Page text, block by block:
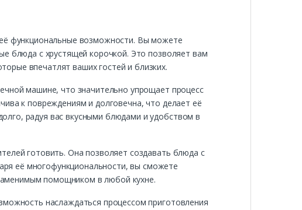
её функциональные возможности. Вы можете
блюда с хрустящей корочкой. Это позволяет вам
впечатлят ваших гостей и близких.
машине, что значительно упрощает процесс
к повреждениям и долговечна, что делает её
радуя вас вкусными блюдами и удобством в
готовить. Она позволяет создавать блюда с
её многофункциональности, вы сможете
помощником в любой кухне.
наслаждаться процессом приготовления